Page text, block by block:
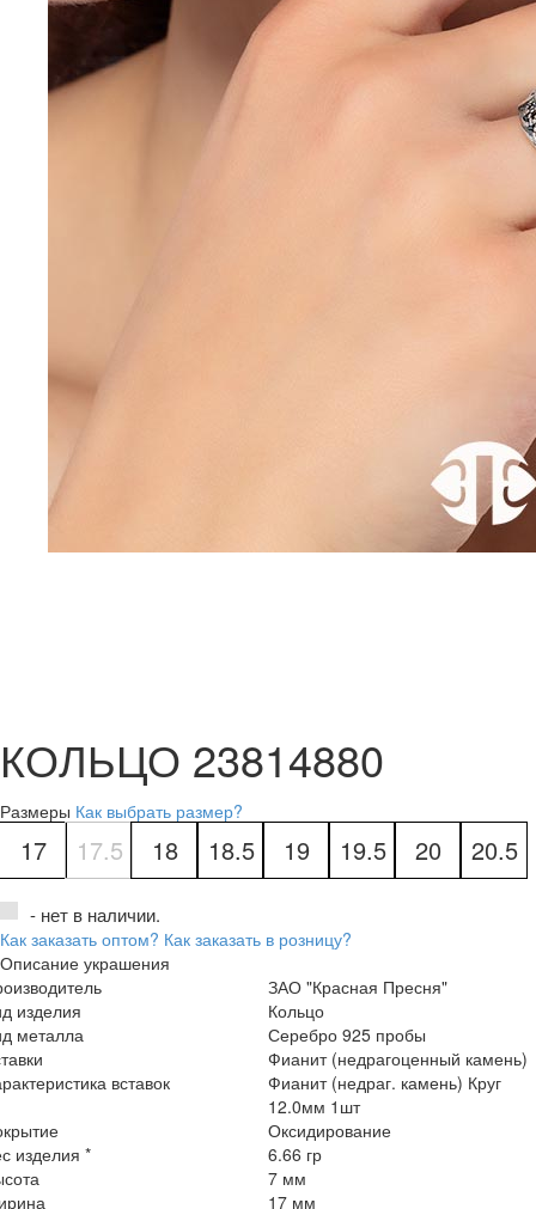
КОЛЬЦО 23814880
Размеры Как выбрать размер?
17 17.5 18 18.5 19 19.5 20 20.5
- нет в наличии.
Как заказать оптом? Как заказать в розницу?
Описание украшения
ЗАО "Красная Пресня"
изделия
Кольцо
металла
Серебро 925 пробы
Фианит (недрагоценный камень)
вставок
Фианит (недраг. камень) Круг
12.0мм 1шт
Оксидирование
изделия *
6.66 гр
7 мм
17 мм